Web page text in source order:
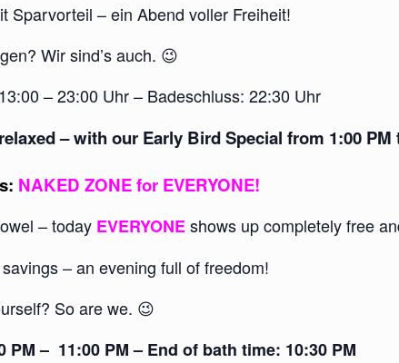
Sparvorteil – ein Abend voller Freiheit!
Wir sind’s auch. 😉
13:00 – 23:00 Uhr – Badeschluss: 22:30 Uhr
– with our Early Bird Special from 1:00
NAKED ZONE for EVERYONE!
– today EVERYONEshows up completely free
– an evening full of freedom!
So are we. 😉
PM – 11:00 PM – End of bath time: 10:30 PM